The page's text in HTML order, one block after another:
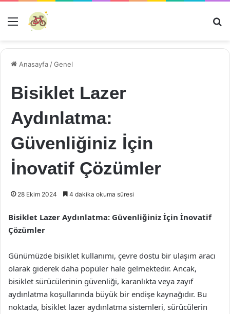
Menü
Anasayfa /Genel
Bisiklet Lazer
Aydınlatma:
Güvenliğiniz İçin
İnovatif Çözümler
28 Ekim 2024 4 dakika okuma süresi
Bisiklet Lazer Aydınlatma: Güvenliğiniz İçin İnovatif
Çözümler
Günümüzde bisiklet kullanımı, çevre dostu bir ulaşım aracı
olarak giderek daha popüler hale gelmektedir. Ancak,
bisiklet sürücülerinin güvenliği, karanlıkta veya zayıf
aydınlatma koşullarında büyük bir endişe kaynağıdır. Bu
noktada, bisiklet lazer aydınlatma sistemleri, sürücülerin